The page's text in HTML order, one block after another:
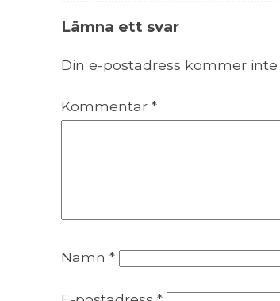
Lämna ett svar
Din e-postadress kommer inte
Kommentar *
Namn *